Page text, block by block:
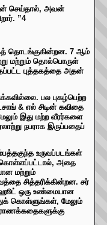
செய்தால், அவன்
”4
தொடங்குகின்றன. 7 ஆம்
மற்றும் தொல்பொருள்
புத்தகத்தை அதன்
பல புகழ்பெற்ற
& எல் சிடின் கவிதை
இது மற்ற வீரர்களை
நபராக இருப்பதைப்
உருவப்படங்கள்
கொள்ளப்பட்டால், அதை
மற்றும்
சித்தரிக்கின்றன. சர்
ஹூட் ஒரு உண்மையான
கொள்ளுங்கள், மேலும்